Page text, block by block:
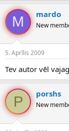
M mardo
New
5. Aprīlis 2009
Tev autor vēl
P porshs
New